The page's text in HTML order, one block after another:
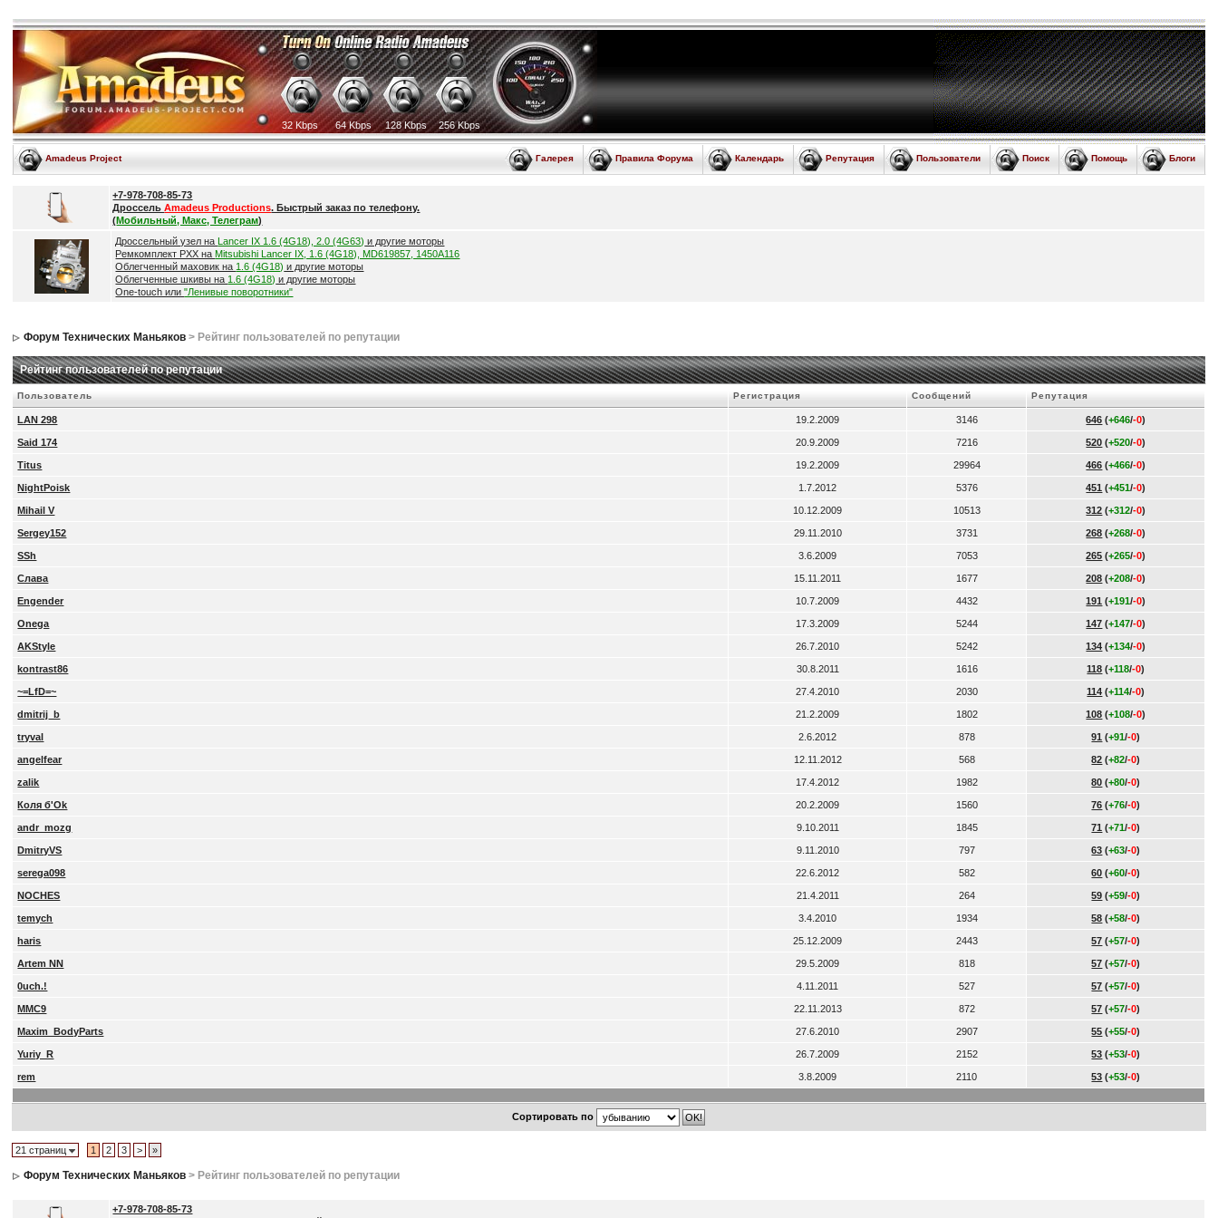
32 Kbps 64 Kbps 128 Kbps 256 Kbps
Amadeus Project Блоги
Помощь
Поиск
Пользователи
Репутация
Календарь
Правила Форума
Галерея
+7-978-708-85-73
ДроссельAmadeus Productions. Быстрый заказ по телефону.
(Мобильный, Макс, Телеграм)
Дроссельный узел на Lancer IX 1.6 (4G18), 2.0 (4G63) и другие моторы
Ремкомплект РХХ на Mitsubishi Lancer IX, 1.6 (4G18), MD619857, 1450A116
Облегченный маховик на 1.6 (4G18) и другие моторы
Облегченные шкивы на 1.6 (4G18) и другие моторы
One-touch или"Ленивые поворотники"
Форум Технических Маньяков > Рейтинг пользователей по репутации
Рейтинг пользователей по репутации
Пользователь Регистрация Сообщений Репутация
LAN 298 19.2.2009 3146 646 (+646/-0)
Said 174 20.9.2009 7216 520 (+520/-0)
Titus 19.2.2009 29964 466 (+466/-0)
NightPoisk 1.7.2012 5376 451 (+451/-0)
Mihail V 10.12.2009 10513 312 (+312/-0)
Sergey152 29.11.2010 3731 268 (+268/-0)
SSh 3.6.2009 7053 265 (+265/-0)
Слава 15.11.2011 1677 208 (+208/-0)
Engender 10.7.2009 4432 191 (+191/-0)
Onega 17.3.2009 5244 147 (+147/-0)
AKStyle 26.7.2010 5242 134 (+134/-0)
kontrast86 30.8.2011 1616 118 (+118/-0)
~=LfD=~ 27.4.2010 2030 114 (+114/-0)
dmitrij_b 21.2.2009 1802 108 (+108/-0)
tryval 2.6.2012 878 91 (+91/-0)
angelfear 12.11.2012 568 82 (+82/-0)
zalik 17.4.2012 1982 80 (+80/-0)
Коля б'Ok 20.2.2009 1560 76 (+76/-0)
andr_mozg 9.10.2011 1845 71 (+71/-0)
DmitryVS 9.11.2010 797 63 (+63/-0)
serega098 22.6.2012 582 60 (+60/-0)
NOCHES 21.4.2011 264 59 (+59/-0)
temych 3.4.2010 1934 58 (+58/-0)
haris 25.12.2009 2443 57 (+57/-0)
Artem NN 29.5.2009 818 57 (+57/-0)
0uch.! 4.11.2011 527 57 (+57/-0)
MMC9 22.11.2013 872 57 (+57/-0)
Maxim_BodyParts 27.6.2010 2907 55 (+55/-0)
Yuriy_R 26.7.2009 2152 53 (+53/-0)
rem 3.8.2009 2110 53 (+53/-0)
Сортировать по
21 страниц 1 2 3 > »
Форум Технических Маньяков > Рейтинг пользователей по репутации
+7-978-708-85-73